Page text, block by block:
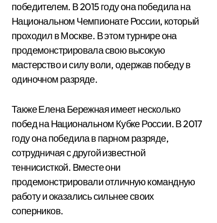
победителем. В 2015 году она победила на
Национальном Чемпионате России, который
проходил в Москве. В этом турнире она
продемонстрировала свою высокую
мастерство и силу воли, одержав победу в
одиночном разряде.
Также Елена Бережная имеет несколько
побед на Национальном Кубке России. В 2017
году она победила в парном разряде,
сотрудничая с другой известной
теннисисткой. Вместе они
продемонстрировали отличную командную
работу и оказались сильнее своих
соперников.